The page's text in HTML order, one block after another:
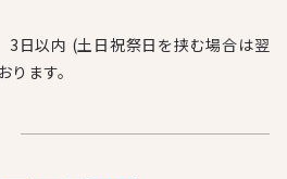
3日以内 (土日祝祭日を挟む場合は翌
ます。